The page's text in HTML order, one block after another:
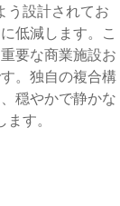
う設計されてお
低減します。こ
要な商業施設お
。独自の複合構
穏やかで静かな
す。